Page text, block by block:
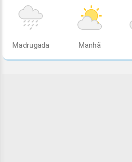
Madrugada Manhã